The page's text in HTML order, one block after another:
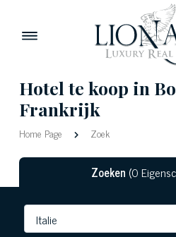
Hotel te koop in
Frankrijk
Home Page Zoek
Zoeken (0